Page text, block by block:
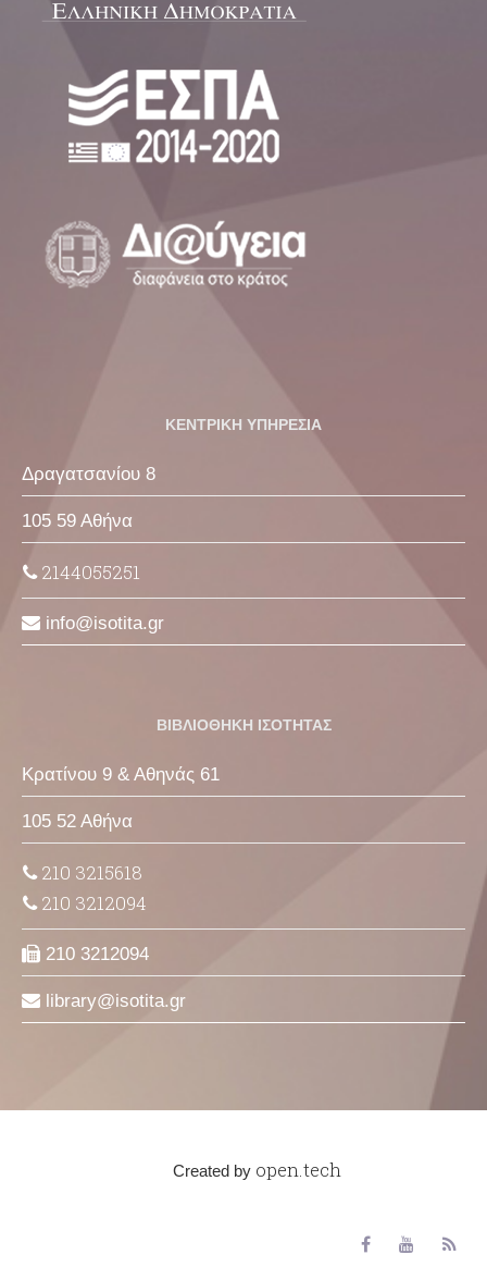
ΚΕΝΤΡΙΚΗ ΥΠΗΡΕΣΙΑ
Δραγατσανίου 8
105 59 Αθήνα
2144055251
info isotita gr
ΒΙΒΛΙΟΘΗΚΗ ΙΣΟΤΗΤΑΣ
Κρατίνου 9 & Αθηνάς 61
105 52 Αθήνα
210 3215618
210 3212094
210 3212094
library isotita gr
Created by open.tech